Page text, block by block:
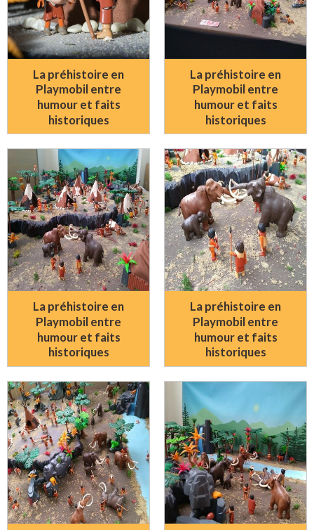
La préhistoire en
Playmobil entre
humour et faits
historiques
La préhistoire en
Playmobil entre
humour et faits
historiques
La préhistoire en
Playmobil entre
humour et faits
historiques
La préhistoire en
Playmobil entre
humour et faits
historiques